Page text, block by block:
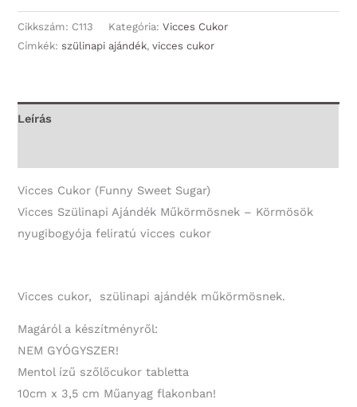
-
Körmösök
Cikkszám: C113 Kategória:Vicces Cukor
Címkék:szülinapi ajándék,vicces cukor
Leírás
Vicces Cukor (Funny Sweet Sugar)
Vicces Szülinapi Ajándék Műkörmösnek – Körmösök
nyugibogyója feliratú vicces cukor
Vicces cukor, szülinapi ajándék műkörmösnek.
Magáról a készítményről:
NEM GYÓGYSZER!
Mentol ízű szőlőcukor tabletta
10cm x 3,5 cm Műanyag flakonban!